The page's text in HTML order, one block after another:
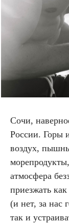
Сочи,
России. Горы
воздух,
атмосфера
приезжать
(и нет, за нас
так и